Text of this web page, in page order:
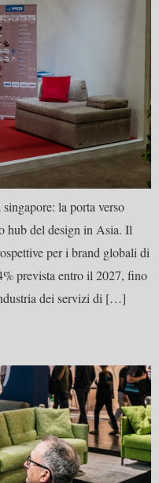
la porta verso
hub del design in Asia. Il
per i brand globali di
prevista entro il 2027, fino
dei servizi di […]